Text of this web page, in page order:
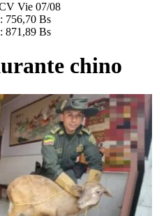
Vie 07/08
756,70 Bs
871,89 Bs
chino